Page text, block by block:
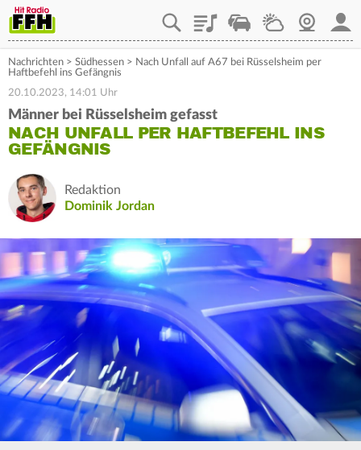
PlaylistStaupilotWetterWebcam
Nachrichten > Südhessen > Nach Unfall auf A67 bei Rüsselsheim per
Haftbefehl ins Gefängnis
20.10.2023, 14:01 Uhr
Männer bei Rüsselsheim gefasst
NACH UNFALL PER HAFTBEFEHL INS
GEFÄNGNIS
Redaktion
Dominik Jordan